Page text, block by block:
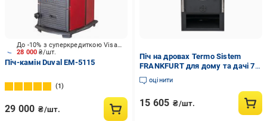
28 000₴/шт.
До -10% з суперкредиткою Visa Вигода
Піч-камін Duval EM-5115
1
29 000 ₴/шт.
Піч на дровах Termo Sistem
FRANKFURT для дому та дачі 7.5
кВт
оцінити
15 605 ₴/шт.